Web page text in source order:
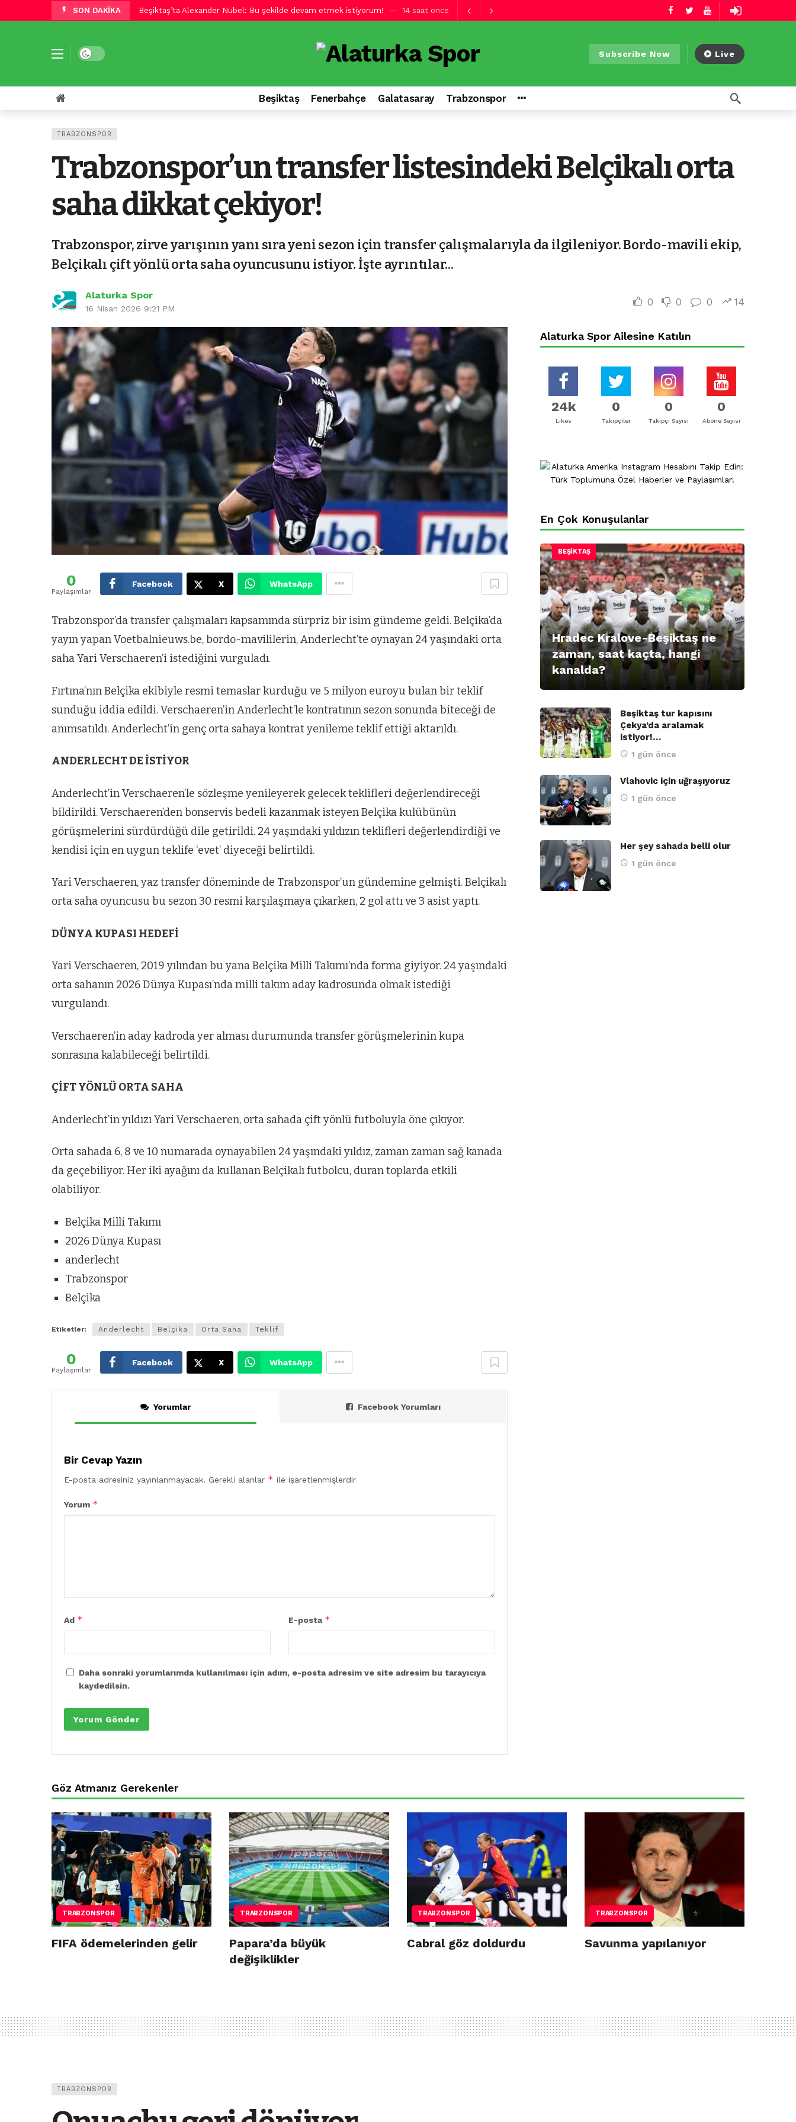
SON DAKİKA Beşiktaş’ta Alexander Nübel: Bu şekilde devam etmek istiyorum! 14 saat önce
Beşiktaş deplasmanda Hradec Kralove’yi yendi! Avantajı kaptı 15 saat önce
Beşiktaş’ta Ouattara kırmızı kart gördü! 16 saat önce
Trabzonspor’un yeni transferi Salah telefonuyla o anları kaydetti! 16 saat önce
Trabzonspor’da Muhammed Salah için görkemli tören! 17 saat önce
Semih Kılıçsoy: Bu formayla goller atmak benim hayalim 14 saat önce
Dark mode Subscribe Now Live
Beşiktaş Fenerbahçe Galatasaray Trabzonspor
TRABZONSPOR
Trabzonspor’un transfer listesindeki Belçikalı orta
saha dikkat çekiyor!
Trabzonspor, zirve yarışının yanı sıra yeni sezon için transfer çalışmalarıyla da ilgileniyor. Bordo-mavili ekip,
Belçikalı çift yönlü orta saha oyuncusunu istiyor. İşte ayrıntılar...
Alaturka Spor
16 Nisan 2026 9:21 PM
0 0 0 14
0
Paylaşımlar
Facebook X WhatsApp
Trabzonspor’da transfer çalışmaları kapsamında sürpriz bir isim gündeme geldi. Belçika’da
yayın yapan Voetbalnieuws.be, bordo-mavililerin, Anderlecht’te oynayan 24 yaşındaki orta
saha Yari Verschaeren’i istediğini vurguladı.
Fırtına’nın Belçika ekibiyle resmi temaslar kurduğu ve 5 milyon euroyu bulan bir teklif
sunduğu iddia edildi. Verschaeren’in Anderlecht’le kontratının sezon sonunda biteceği de
anımsatıldı. Anderlecht’in genç orta sahaya kontrat yenileme teklif ettiği aktarıldı.
ANDERLECHT DE İSTİYOR
Anderlecht’in Verschaeren’le sözleşme yenileyerek gelecek teklifleri değerlendireceği
bildirildi. Verschaeren’den bonservis bedeli kazanmak isteyen Belçika kulübünün
görüşmelerini sürdürdüğü dile getirildi. 24 yaşındaki yıldızın teklifleri değerlendirdiği ve
kendisi için en uygun teklife ‘evet’ diyeceği belirtildi.
Yari Verschaeren, yaz transfer döneminde de Trabzonspor’un gündemine gelmişti. Belçikalı
orta saha oyuncusu bu sezon 30 resmi karşılaşmaya çıkarken, 2 gol attı ve 3 asist yaptı.
DÜNYA KUPASI HEDEFİ
Yari Verschaeren, 2019 yılından bu yana Belçika Milli Takımı’nda forma giyiyor. 24 yaşındaki
orta sahanın 2026 Dünya Kupası’nda milli takım aday kadrosunda olmak istediği
vurgulandı.
Verschaeren’in aday kadroda yer alması durumunda transfer görüşmelerinin kupa
sonrasına kalabileceği belirtildi.
ÇİFT YÖNLÜ ORTA SAHA
Anderlecht’in yıldızı Yari Verschaeren, orta sahada çift yönlü futboluyla öne çıkıyor.
Orta sahada 6, 8 ve 10 numarada oynayabilen 24 yaşındaki yıldız, zaman zaman sağ kanada
da geçebiliyor. Her iki ayağını da kullanan Belçikalı futbolcu, duran toplarda etkili
olabiliyor.
Belçika Milli Takımı
2026 Dünya Kupası
anderlecht
Trabzonspor
Belçika
Etiketler: Anderlecht Belçika Orta Saha Teklif
0
Paylaşımlar
Facebook X WhatsApp
Yorumlar Facebook Yorumları
Bir Cevap Yazın
E-posta adresiniz yayınlanmayacak. Gerekli alanlar * ile işaretlenmişlerdir
Yorum *
Ad * E-posta *
Daha sonraki yorumlarımda kullanılması için adım, e-posta adresim ve site adresim bu tarayıcıya
kaydedilsin.
Alaturka Spor Ailesine Katılın
24k
Likes
0
Takipçiler
0
Takipçi Sayısı
0
Abone Sayısı
En Çok Konuşulanlar
BEŞIKTAŞ
Hradec Kralove-Beşiktaş ne
zaman, saat kaçta, hangi
kanalda?
Beşiktaş tur kapısını
Çekya’da aralamak
istiyor!…
1 gün önce
Vlahovic için uğraşıyoruz
1 gün önce
Her şey sahada belli olur
1 gün önce
Göz Atmanız Gerekenler
TRABZONSPOR
FIFA ödemelerinden gelir
TRABZONSPOR
Papara’da büyük
değişiklikler
TRABZONSPOR
Cabral göz doldurdu
TRABZONSPOR
Savunma yapılanıyor
TRABZONSPOR